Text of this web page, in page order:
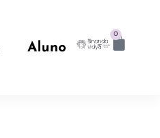
Aluno
0